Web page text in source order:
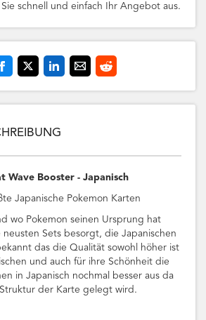
Sie schnell und einfach Ihr Angebot aus.
Wave Booster - Japanisch
Japanische Pokemon Karten
wo Pokemon seinen Ursprung hat
neusten Sets besorgt, die Japanischen
das die Qualität sowohl höher ist
und auch für ihre Schönheit die
in Japanisch nochmal besser aus da
der Karte gelegt wird.